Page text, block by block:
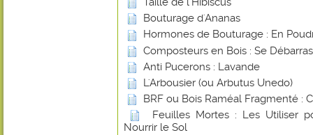
Bouturage d'Ananas
Hormones de Bouturage : En
Composteurs en Bois : Se
Anti Pucerons : Lavande
L'Arbousier (ou Arbutus Unedo)
BRF ou Bois Raméal Fragmenté :
Feuilles Mortes : Les Utiliser
Nourrir le Sol